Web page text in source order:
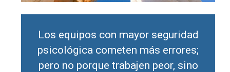
Los equipos con mayor seguridad
psicológica cometen más errores;
pero no porque trabajen peor, sino